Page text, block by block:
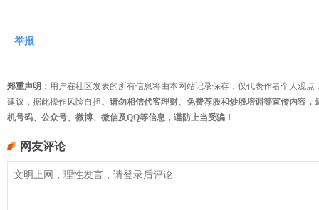
举报
郑重声明： 用户在社区发表的所有信息将由本网站记录保存，仅代表作者个人观
建议，据此操作风险自担。 请勿相信代客理财、免费荐股和炒股培训等宣传内容
机号码、公众号、微博、微信及QQ等信息，谨防上当受骗！
网友评论